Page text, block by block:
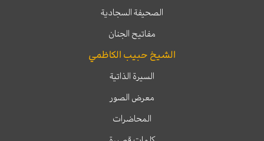
الصحيفة السجادية
مفاتيح الجنان
الشيخ حبيب الكاظمي
السيرة الذاتية
معرض الصور
المحاضرات